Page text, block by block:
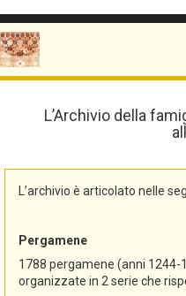
L’Archivio della
L’archivio è articolato nelle
Pergamene
1788 pergamene (anni 1244-
organizzate in 2 serie che